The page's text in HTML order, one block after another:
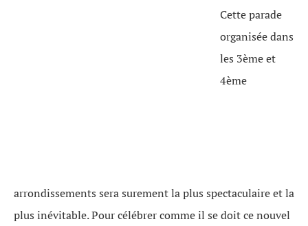
Cette parade
organisée dans
les 3ème et
4ème
arrondissements sera surement la plus spectaculaire et la
plus inévitable. Pour célébrer comme il se doit ce nouvel